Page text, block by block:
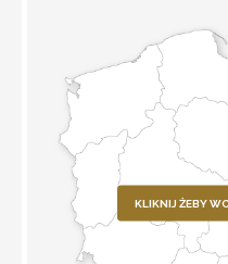
KLIKNIJ ŻEBY